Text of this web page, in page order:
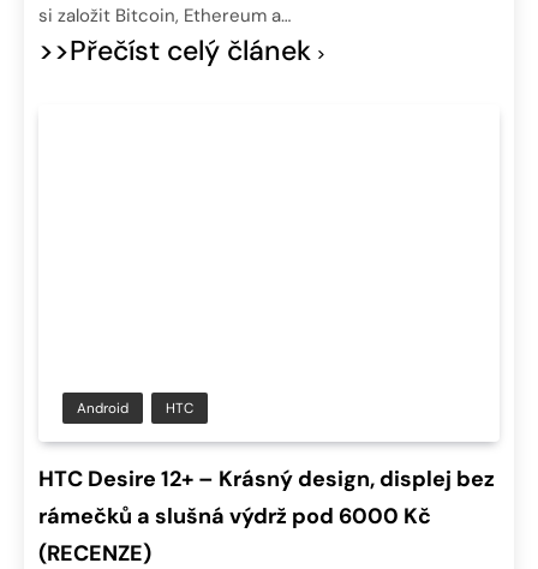
si založit Bitcoin, Ethereum a…
>>Přečíst celý článek
Android HTC
HTC Desire 12+ – Krásný design, displej bez
rámečků a slušná výdrž pod 6000 Kč
(RECENZE)